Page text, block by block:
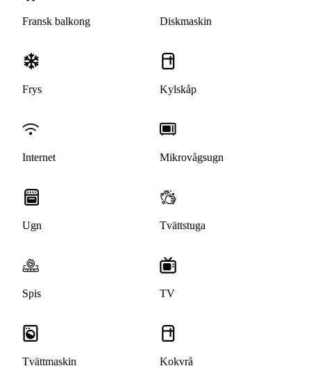
Fransk balkong Diskmaskin
Frys Kylskåp
Internet Mikrovågsugn
Ugn Tvättstuga
Spis TV
Tvättmaskin Kokvrå